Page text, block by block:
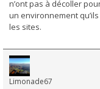
n’ont pas à décoller
un environnement
les sites.
Limonade67